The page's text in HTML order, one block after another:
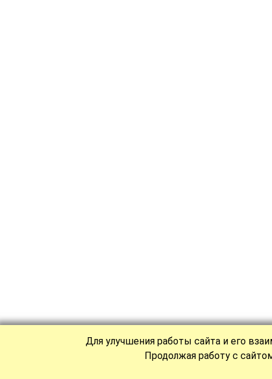
Для улучшения работы сайта и его
Продолжая работу с